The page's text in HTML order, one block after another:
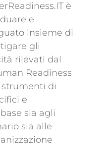
è
e
insieme di
gli
rilevati dal
Readiness
strumenti di
e
sia agli
sia alle